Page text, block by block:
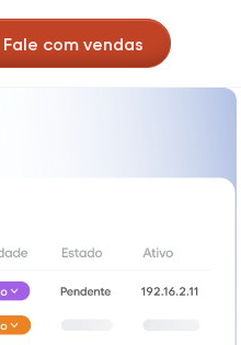
Fale com vendas